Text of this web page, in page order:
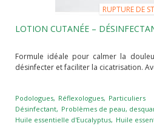
RUPTURE DE
LOTION CUTANÉE –
Formule idéale pour calmer la
désinfecter et faciliter la cicatrisation.
Podologues Réflexologues Particuliers
Désinfectant Problèmes de peau,
Huile essentielle d'Eucalyptus Huile